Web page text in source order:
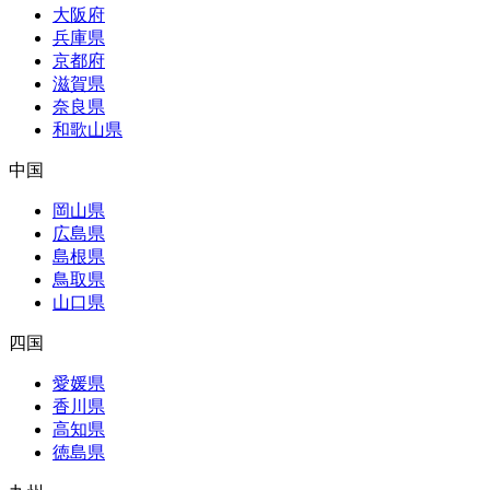
大阪府
兵庫県
京都府
滋賀県
奈良県
和歌山県
中国
岡山県
広島県
島根県
鳥取県
山口県
四国
愛媛県
香川県
高知県
徳島県